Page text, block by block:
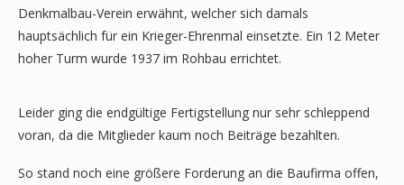
Denkmalbau-Verein erwähnt, welcher sich damals
hauptsächlich für ein Krieger-Ehrenmal einsetzte. Ein 12 Meter
hoher Turm wurde 1937 im Rohbau errichtet.
Leider ging die endgültige Fertigstellung nur sehr schleppend
voran, da die Mitglieder kaum noch Beiträge bezahlten.
So stand noch eine größere Forderung an die Baufirma offen,